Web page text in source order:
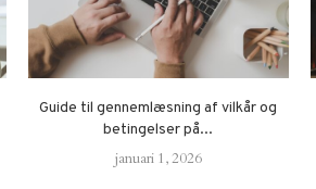
Guide til gennemlæsning af vilkår og
betingelser på...
januari 1, 2026